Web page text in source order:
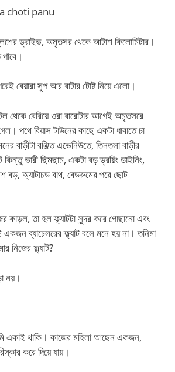
choti panu
ড্রাইভ, অমৃতসর থেকে আটাশ কিলোমিটার।
বেয়ারা সুপ আর বাটার টোষ্ট নিয়ে এলো।
থেকে বেরিয়ে ওরা বারোটার আগেই অমৃতসরে
পথে বিয়াস টাউনের কাছে একটা ধাবাতে চা
বাড়ীটা রঞ্জিত এভেনিউতে, তিনতলা বাড়ীর
কিন্তু ভারী ছিমছাম, একটা বড় ড্রয়িং ডাইনিং,
বড়, অ্যাটাচড বাথ, বেডরুমের পরে ছোট
কাড়ল, তা হল ফ্ল্যাটটা সুন্দর করে গোছানো এবং
ব্যাচেলরের ফ্ল্যাট বলে মনে হয় না। তনিমা
নিজের ফ্ল্যাট?
নয়।
একাই থাকি। কাজের মহিলা আছেন একজন,
করে দিয়ে যায়।